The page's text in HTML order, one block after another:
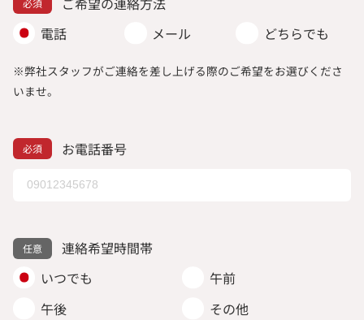
電話
メール どちらでも
※弊社スタッフがご連絡を差し上げる際のご希望をお選びくださ
いませ。
お電話番号
連絡希望時間帯
いつでも
午前
午後
その他